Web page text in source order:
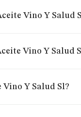
Vino Y Salud
Vino Y Salud
Vino Y Salud Sl?